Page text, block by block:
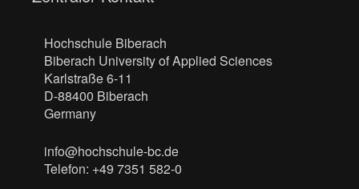
Hochschule Biberach
Biberach University of Applied Sciences
Karlstraße 6-11
D-88400 Biberach
Germany
info@hochschule-bc.de
Telefon: +49 7351 582-0